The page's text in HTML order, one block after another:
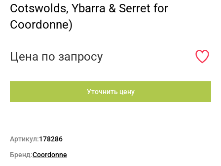
Cotswolds, Ybarra & Serret for
Coordonne)
Цена по запросу
Уточнить цену
Артикул:178286
Бренд:Coordonne